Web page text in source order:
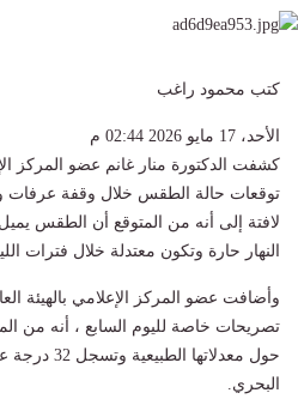
كتب محمود راغب
الأحد، 17 مايو 2026 02:44 م
كشفت الدكتورة منار غانم عضو المركز
لافتة إلى أنه من المتوقع أن الطقس
النهار حارة وتكون معتدلة خلال فترات
وأضافت عضو المركز الإعلامي بالهيئة
تصريحات خاصة لليوم السابع ، أنه من
حول
البحري.